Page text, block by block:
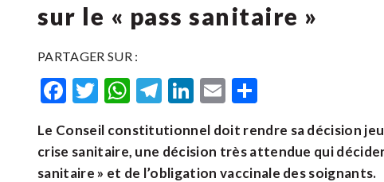
sur le « pass sanitaire »
PARTAGER SUR :
Facebook
Twitter
WhatsApp
Telegram
LinkedIn
Email
Le Conseil constitutionnel doit rendre sa décision
crise sanitaire, une décision très attendue qui
sanitaire » et de l’obligation vaccinale des soignants.